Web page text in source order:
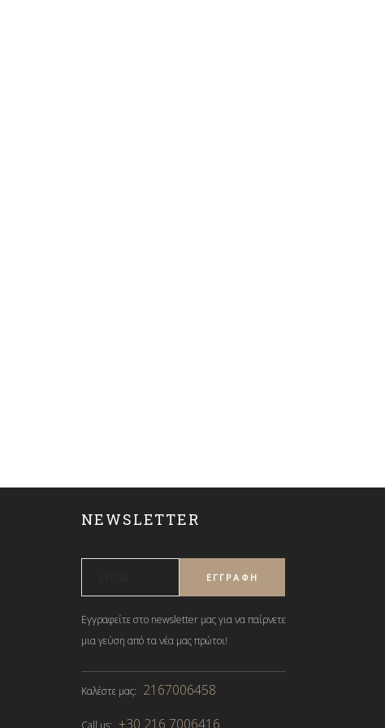
NEWSLETTER
Εγγραφείτε στο newsletter μας για να παίρνετε
μια γεύση από τα νέα μας πρώτοι!
Καλέστε μας: 2167006458
Call us: +30 216 7006416